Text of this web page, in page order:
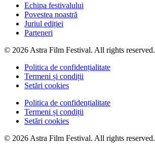
Echipa festivalului
Povestea noastră
Juriul ediției
Parteneri
© 2026 Astra Film Festival. All rights reserved.
Politica de confidențialitate
Termeni și condiții
Setări cookies
Politica de confidențialitate
Termeni și condiții
Setări cookies
© 2026 Astra Film Festival. All rights reserved.